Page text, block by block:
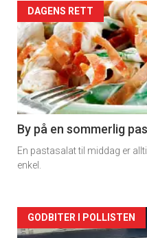
Forsiden
akkurat
nå
-
5
DAGENS RETT
By på en sommerlig
En pastasalat til middag er
enkel.
Forsiden
GODBITER I POLLISTEN